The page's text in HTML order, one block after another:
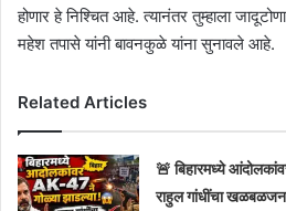
होणार हे निश्चित आहे. त्यानंतर तुम्हाला
महेश तपासे यांनी बावनकुळे यांना सुनावले आहे.
Related Articles
🚨 बिहारमध्ये
राहुल गांधींचा